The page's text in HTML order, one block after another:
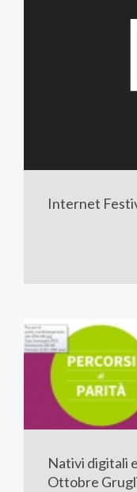
Internet
Nativi digitali
Ottobre